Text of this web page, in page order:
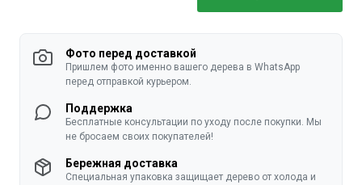
Фото перед доставкой
Пришлем фото именно вашего дерева в WhatsApp
перед отправкой курьером.
Поддержка
Бесплатные консультации по уходу после покупки. Мы
не бросаем своих покупателей!
Бережная доставка
Специальная упаковка защищает дерево от холода и